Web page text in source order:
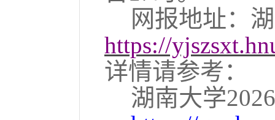
网报地址 ：
https://
详情请参考：
湖南大学2026